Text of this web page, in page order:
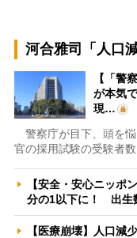
河合雅司「人口
【「警
が本気
現…
警察庁が目下、頭を
官の採用試験の受験者
【安全・安心ニッポ
分の1以下に！ 出生
【医療崩壊】人口減